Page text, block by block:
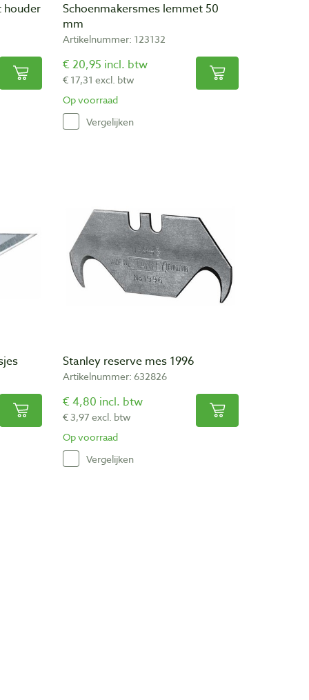
houder
Schoenmakersmes lemmet 50
mm
Artikelnummer: 123132
€ 20,95 incl. btw
€ 17,31 excl. btw
Op voorraad
Vergelijken
Stanley reserve mes 1996
Artikelnummer: 632826
€ 4,80 incl. btw
€ 3,97 excl. btw
Op voorraad
Vergelijken